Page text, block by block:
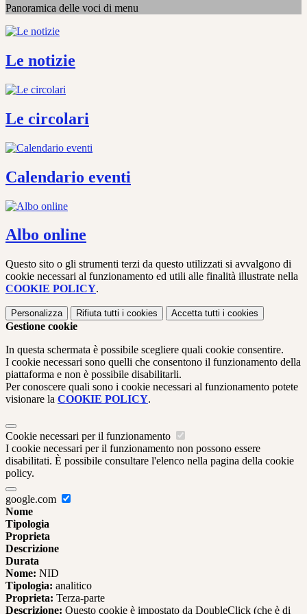
Panoramica delle voci di menu
Le notizie
Le circolari
Calendario eventi
Albo online
Questo sito o gli strumenti terzi da questo utilizzati si avvalgono di
cookie necessari al funzionamento ed utili alle finalità illustrate nella
COOKIE POLICY.
Personalizza Rifiuta tutti i cookies Accetta tutti i cookies
Gestione cookie
In questa schermata è possibile scegliere quali cookie consentire.
I cookie necessari sono quelli che consentono il funzionamento della
piattaforma e non è possibile disabilitarli.
Per conoscere quali sono i cookie necessari al funzionamento potete
visionare la COOKIE POLICY.
Cookie necessari per il funzionamento
I cookie necessari per il funzionamento non possono essere
disabilitati. È possibile consultare l'elenco nella pagina della cookie
policy.
google.com
Nome
Tipologia
Proprieta
Descrizione
Durata
Nome: NID
Tipologia: analitico
Proprieta: Terza-parte
Descrizione: Questo cookie è impostato da DoubleClick (che è di